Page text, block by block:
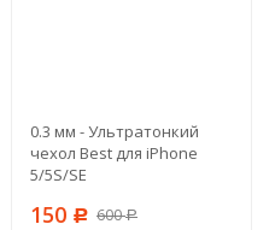
0.3 мм - Ультратонкий
чехол Best для iPhone
5/5S/SE
150 Р 600Р